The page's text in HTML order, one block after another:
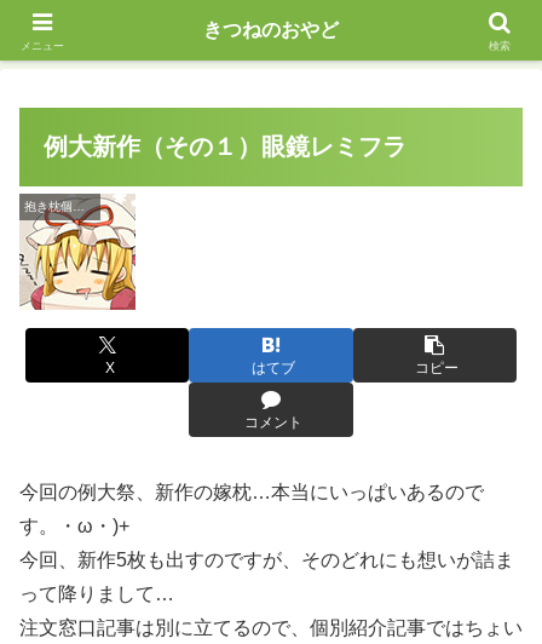
えっちな抱き枕作ってます
例大新作（その１）眼鏡レミフラ
抱き枕個別紹介記事
X はてブ コピー
コメント
今回の例大祭、新作の嫁枕…本当にいっぱいあるので
す。・ω・)+
今回、新作5枚も出すのですが、そのどれにも想いが詰ま
って降りまして…
注文窓口記事は別に立てるので、個別紹介記事ではちょい
メニュー
きつねのおやど
検索